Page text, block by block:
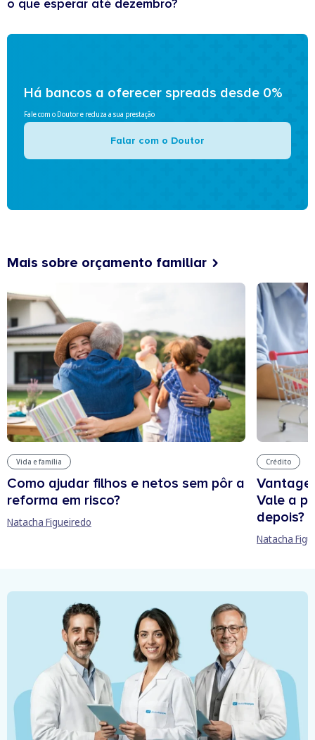
o que esperar até dezembro?
Há bancos a oferecer spreads desde 0%
Fale com o Doutor e reduza a sua prestação
Falar com o Doutor
Mais sobre orçamento familiar
Vida e família
Como ajudar filhos e netos sem pôr a
reforma em risco?
Natacha Figueiredo
Crédito
Vale a
depois?
Natacha